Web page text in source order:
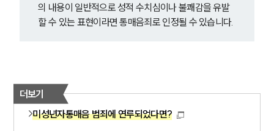
대륜법률상담예약
의 내용이 일반적으로 성적 수치심이나 불쾌감을 유발
할 수 있는 표현이라면 통매음죄로 인정될 수 있습니다.
더보기
미성년자통매음 범죄에 연루되었다면?